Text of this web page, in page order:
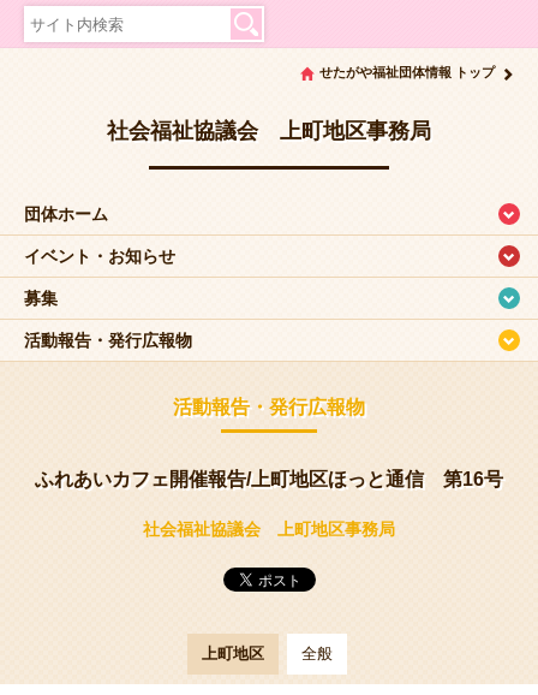
せたがや福祉団体情報 トップ
社会福祉協議会 上町地区事務局
団体ホーム
イベント・お知らせ
募集
活動報告・発行広報物
活動報告・発行広報物
ふれあいカフェ開催報告/上町地区ほっと通信 第16号
社会福祉協議会 上町地区事務局
上町地区 全般